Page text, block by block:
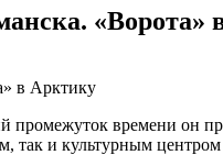
«Ворота»
времени он
и культурным центром